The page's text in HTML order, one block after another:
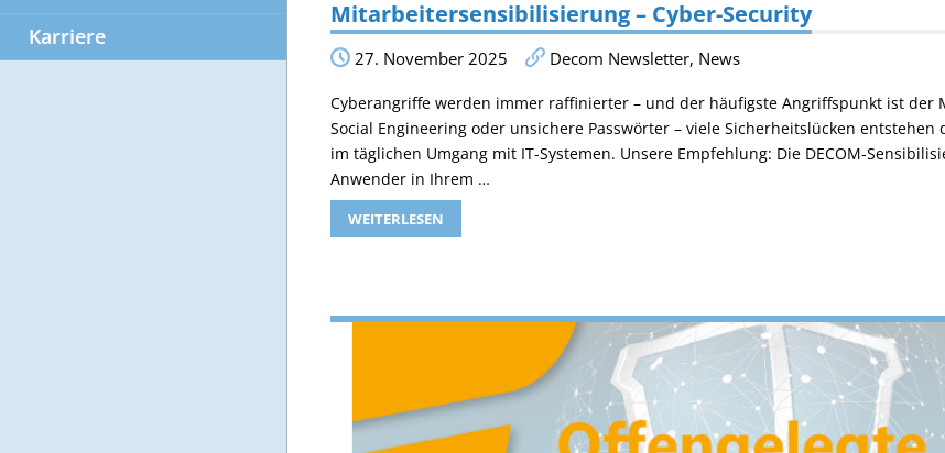
Karriere
Mitarbeitersensibilisierung – Cyber-Security
27. November 2025 Decom Newsletter, News
Cyberangriffe werden immer raffinierter – und der häufigste Angriffspunkt ist der
Social Engineering oder unsichere Passwörter – viele Sicherheitslücken
im täglichen Umgang mit IT-Systemen. Unsere Empfehlung: Die DECOM-
Anwender in Ihrem …
WEITERLESEN